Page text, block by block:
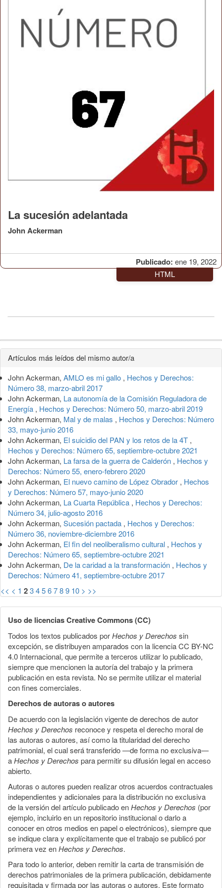
Publicado: ene 19, 2022
La sucesión adelantada
John Ackerman
HTML
Detalles
del
artículo
Artículos más leídos del mismo autor/a
John Ackerman, AMLO es mi gallo , Hechos y Derechos:
Número 38, marzo-abril 2017
John Ackerman, La autonomía de la Comisión Reguladora de
Energía , Hechos y Derechos: Número 50, marzo-abril 2019
John Ackerman, Mal y de malas , Hechos y Derechos: Número
33, mayo-junio 2016
John Ackerman, El suicidio del PAN y los retos de la 4T ,
Hechos y Derechos: Número 65, septiembre-octubre 2021
John Ackerman, La farsa de la guerra de Calderón , Hechos y
Derechos: Número 55, enero-febrero 2020
John Ackerman, El nuevo camino de López Obrador , Hechos
y Derechos: Número 57, mayo-junio 2020
John Ackerman, La Cuarta República , Hechos y Derechos:
Número 34, julio-agosto 2016
John Ackerman, Sucesión pactada , Hechos y Derechos:
Número 36, noviembre-diciembre 2016
John Ackerman, El fin del neoliberalismo cultural , Hechos y
Derechos: Número 65, septiembre-octubre 2021
John Ackerman, De la caridad a la transformación , Hechos y
Derechos: Número 41, septiembre-octubre 2017
<< < 1 23456789 10 > >>
Uso de licencias Creative Commons (CC)
Todos los textos publicados porHechos y Derechos sin
excepción, se distribuyen amparados con la licencia CC BY-NC
4.0 Internacional, que permite a terceros utilizar lo publicado,
siempre que mencionen la autoría del trabajo y la primera
publicación en esta revista. No se permite utilizar el material
con fines comerciales.
Derechos de autoras o autores
De acuerdo con la legislación vigente de derechos de autor
Hechos y Derechos reconoce y respeta el derecho moral de
las autoras o autores, así como la titularidad del derecho
patrimonial, el cual será transferido —de forma no exclusiva—
aHechos y Derechos para permitir su difusión legal en acceso
abierto.
Autoras o autores pueden realizar otros acuerdos contractuales
independientes y adicionales para la distribución no exclusiva
de la versión del artículo publicado enHechos y Derechos (por
ejemplo, incluirlo en un repositorio institucional o darlo a
conocer en otros medios en papel o electrónicos), siempre que
se indique clara y explícitamente que el trabajo se publicó por
primera vez enHechos y Derechos.
Para todo lo anterior, deben remitir la carta de transmisión de
derechos patrimoniales de la primera publicación, debidamente
requisitada y firmada por las autoras o autores. Este formato